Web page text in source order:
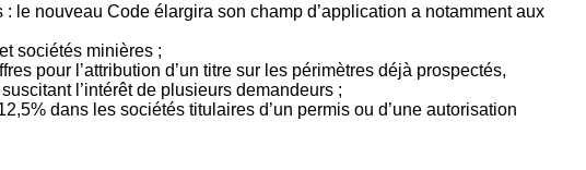
le nouveau Code élargira son champ d’application a notamment aux
sociétés minières ;
pour l’attribution d’un titre sur les périmètres déjà prospectés,
l’intérêt de plusieurs demandeurs ;
dans les sociétés titulaires d’un permis ou d’une autorisation